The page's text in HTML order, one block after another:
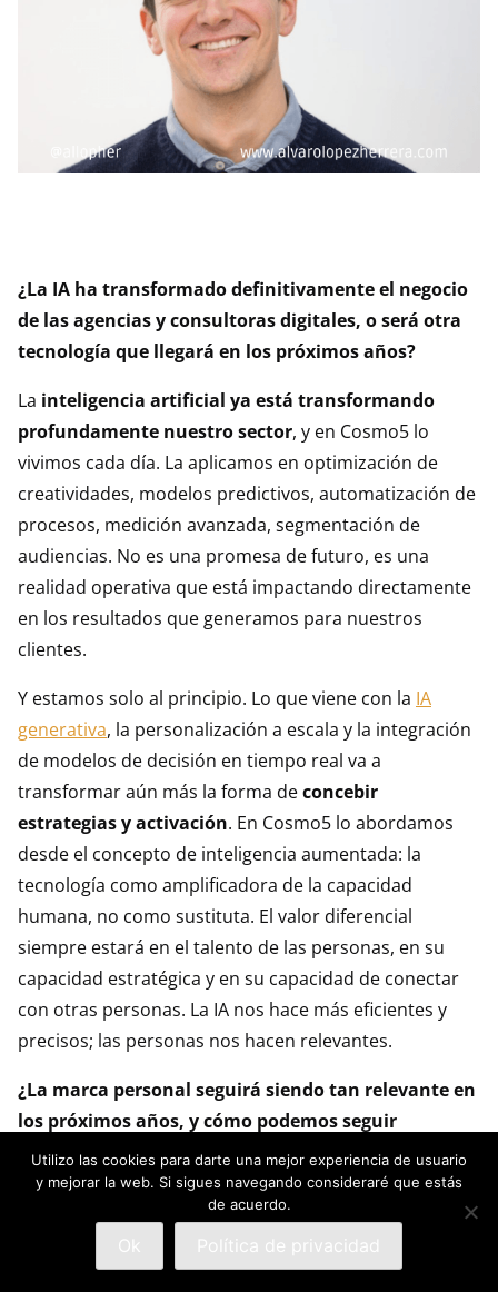
¿La IA ha transformado definitivamente el negocio
de las agencias y consultoras digitales, o será otra
tecnología que llegará en los próximos años?
La inteligencia artificial ya está transformando
profundamente nuestro sector, y en Cosmo5 lo
vivimos cada día. La aplicamos en optimización de
creatividades, modelos predictivos, automatización de
procesos, medición avanzada, segmentación de
audiencias. No es una promesa de futuro, es una
realidad operativa que está impactando directamente
en los resultados que generamos para nuestros
clientes.
Y estamos solo al principio. Lo que viene con la IA
generativa, la personalización a escala y la integración
de modelos de decisión en tiempo real va a
transformar aún más la forma deconcebir
estrategias y activación. En Cosmo5 lo abordamos
desde el concepto de inteligencia aumentada: la
tecnología como amplificadora de la capacidad
humana, no como sustituta. El valor diferencial
siempre estará en el talento de las personas, en su
capacidad estratégica y en su capacidad de conectar
con otras personas. La IA nos hace más eficientes y
precisos; las personas nos hacen relevantes.
¿La marca personal seguirá siendo tan relevante en
los próximos años, y cómo podemos seguir
potenciándola?, ¿te parece adecuado como las
empresas valoran la marca personal?
La marca personal va a seguir ganando peso, sin duda.
entorno saturado de contenido y mensajes
Utilizo las cookies para darte una mejor experiencia de usuario
y mejorar la web. Si sigues navegando consideraré que estás
de acuerdo.
Ok Política de privacidad